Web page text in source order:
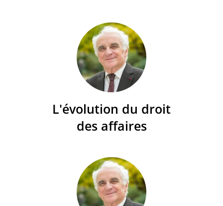
L'évolution du droit
des affaires